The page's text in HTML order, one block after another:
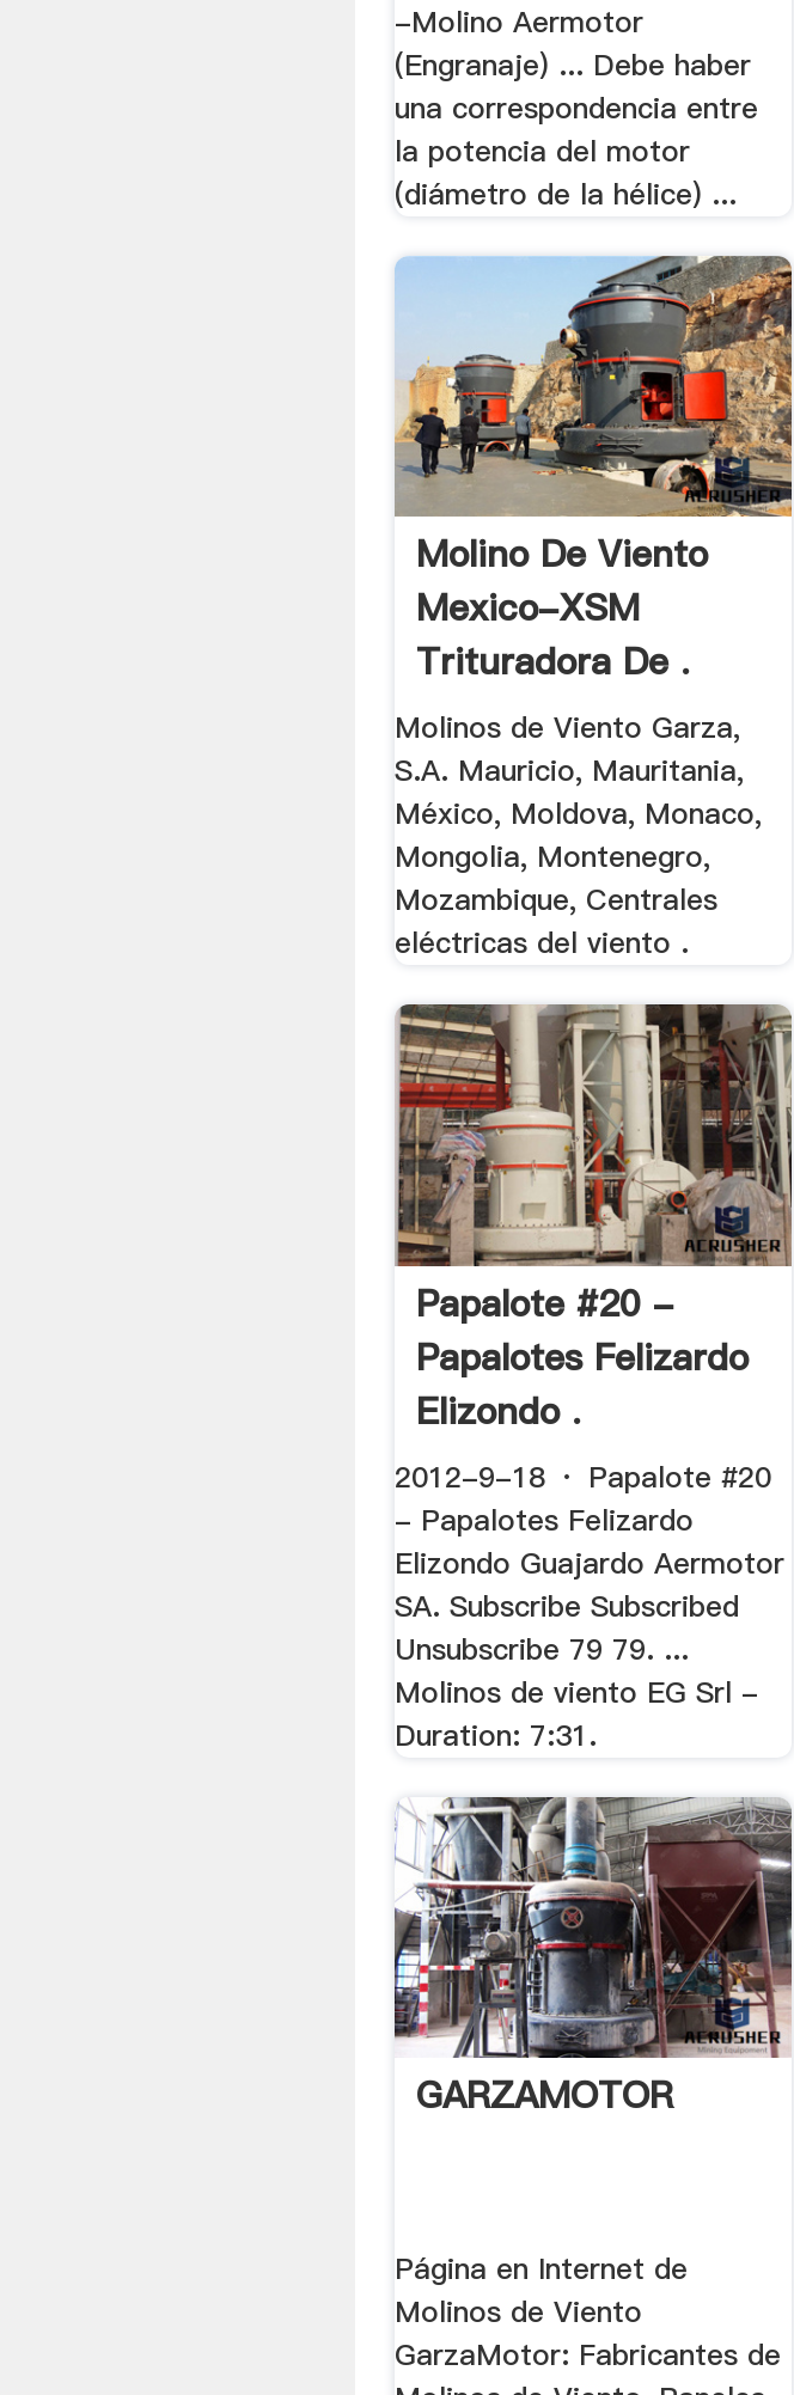
-Molino Aermotor
(Engranaje) ... Debe haber
una correspondencia entre
la potencia del motor
(diámetro de la hélice) ...
Molino De Viento
Mexico-XSM
Trituradora De .
Molinos de Viento Garza,
S.A. Mauricio, Mauritania,
México, Moldova, Monaco,
Mongolia, Montenegro,
Mozambique, Centrales
eléctricas del viento .
Papalote #20 -
Papalotes Felizardo
Elizondo .
2012-9-18 · Papalote #20
- Papalotes Felizardo
Elizondo Guajardo Aermotor
SA. Subscribe Subscribed
Unsubscribe 79 79. ...
Molinos de viento EG Srl -
Duration: 7:31.
GARZAMOTOR
Página en Internet de
Molinos de Viento
GarzaMotor: Fabricantes de